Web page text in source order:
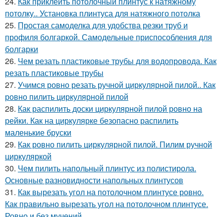
потолку.. Установка плинтуса для натяжного потолка
25. Простая самоделка для удобства резки труб и
профиля болгаркой. Самодельные приспособления для
болгарки
26. Чем резать пластиковые трубы для водопровода. Как
резать пластиковые трубы
27. Учимся ровно резать ручной циркулярной пилой.. Как
ровно пилить циркулярной пилой
28. Как распилить доски циркулярной пилой ровно на
рейки. Как на циркулярке безопасно распилить
маленькие бруски
29. Как ровно пилить циркулярной пилой. Пилим ручной
циркуляркой
30. Чем пилить напольный плинтус из полистирола.
Основные разновидности напольных плинтусов
31. Как вырезать угол на потолочном плинтусе ровно.
Как правильно вырезать угол на потолочном плинтусе.